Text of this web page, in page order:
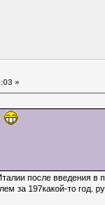
»
после введения в
за 197какой-то год.